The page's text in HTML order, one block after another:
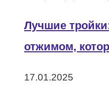
Лучшие
отжимом,
17.01.2025